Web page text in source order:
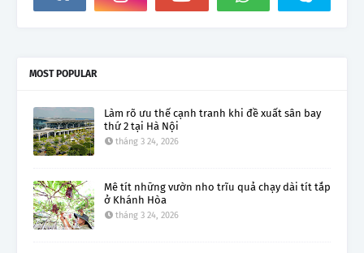
MOST POPULAR
Làm rõ ưu thế cạnh tranh khi đề xuất sân bay
thứ 2 tại Hà Nội
tháng 3 24, 2026
Mê tít những vườn nho trĩu quả chạy dài tít tắp
ở Khánh Hòa
tháng 3 24, 2026